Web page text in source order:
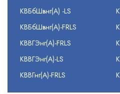
КВБбШвнг(А) -LS
КВБбШвнг(А)-FRLS
КВВГЭнг(А)-FRLS
КВВГЭнг(А)-LS
КВВГнг(А)-FRLS